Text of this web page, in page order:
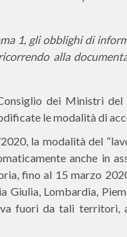
1, gli obblighi di
alla
dei Ministri
le modalità di
la modalità del
anche in
fino al 15 marzo
Giulia, Lombardia,
fuori da tali territori,